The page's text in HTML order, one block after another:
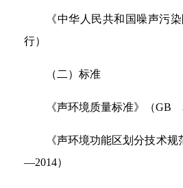
《中华人民共和国噪声污
行）
（二）标准
《声环境质量标准》（GB
《声环境功能区划分技术
—2014）